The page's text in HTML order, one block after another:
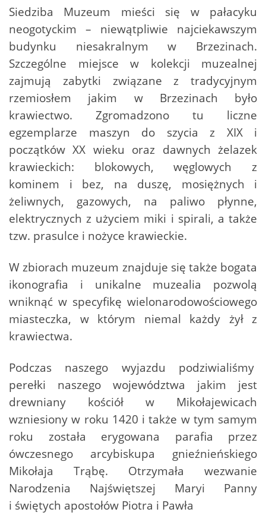
Siedziba Muzeum mieści się w pałacyku
neogotyckim – niewątpliwie najciekawszym
budynku niesakralnym w Brzezinach.
Szczególne miejsce w kolekcji muzealnej
zajmują zabytki związane z tradycyjnym
rzemiosłem jakim w Brzezinach było
krawiectwo. Zgromadzono tu liczne
egzemplarze maszyn do szycia z XIX i
początków XX wieku oraz dawnych żelazek
krawieckich: blokowych, węglowych z
kominem i bez, na duszę, mosiężnych i
żeliwnych, gazowych, na paliwo płynne,
elektrycznych z użyciem miki i spirali, a także
tzw. prasulce i nożyce krawieckie.
W zbiorach muzeum znajduje się także bogata
ikonografia i unikalne muzealia pozwolą
wniknąć w specyfikę wielonarodowościowego
miasteczka, w którym niemal każdy żył z
krawiectwa.
Podczas naszego wyjazdu podziwialiśmy
perełki naszego województwa jakim jest
drewniany kościół w Mikołajewicach
wzniesiony w roku 1420 i także w tym samym
roku została erygowana parafia przez
ówczesnego arcybiskupa gnieźnieńskiego
Mikołaja Trąbę. Otrzymała wezwanie
Narodzenia Najświętszej Maryi Panny
i świętych apostołów Piotra i Pawła